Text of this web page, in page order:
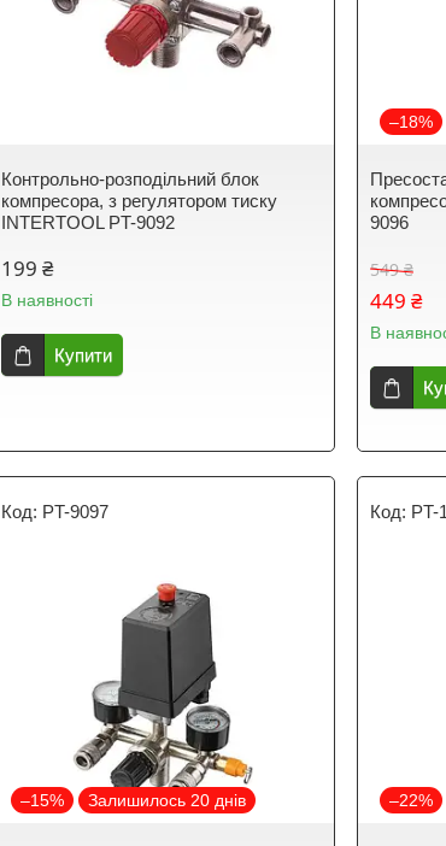
Контрольно-розподільний блок
компресора, з регулятором тиску
INTERTOOL PT-9092
199 ₴
В наявності
Купити
–18%
9096
549 ₴
449 ₴
В
PT-9097
–15% Залишилось 20 днів
PT-
–22%